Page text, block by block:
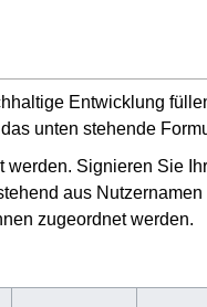
Entwicklung
unten stehende
Signieren Sie
aus
zugeordnet werden.